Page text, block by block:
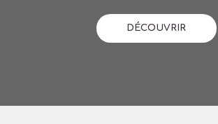
DÉCOUVRIR